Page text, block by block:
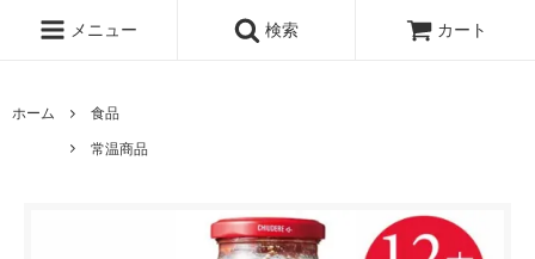
メニュー 検索 カート
ホーム
食品
常温商品